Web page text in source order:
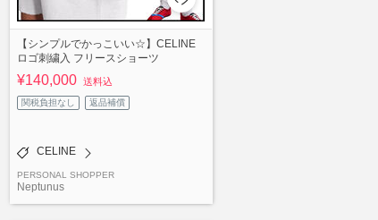
【シンプルでかっこいい☆】CELINE
ロゴ刺繍入 フリースショーツ
¥140,000 送料込
関税負担なし 返品補償
CELINE
PERSONAL SHOPPER
Neptunus